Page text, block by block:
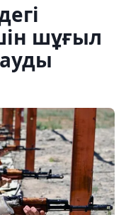
шұғыл